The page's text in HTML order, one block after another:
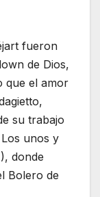
fueron
de Dios,
que el amor
su trabajo
unos y
donde
Bolero de